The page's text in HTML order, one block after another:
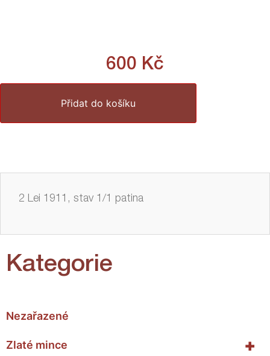
Kategorie
Nezařazené
+
Zlaté mince
600 Kč
Přidat do košíku
2 Lei 1911, stav 1/1 patina